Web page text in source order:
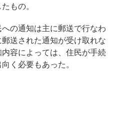
もの。
の通知は主に郵送で行なわ
送された通知が受け取れな
容によっては、住民が手続
く必要もあった。